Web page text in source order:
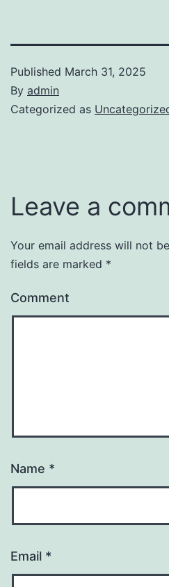
Published March 31, 2025
By admin
Categorized as
Leave a
Your email address will not
fields are marked *
Comment
Name *
Email *